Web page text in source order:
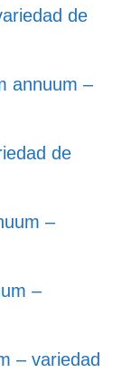
de
annuum –
de
–
–
– variedad